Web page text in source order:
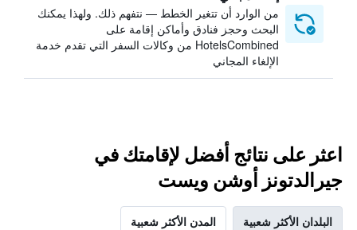
من الوارد أن تتغير الخطط — نتفهم ذلك. ولهذا يمكنك
البحث وحجز فنادق وأماكن إقامة على
HotelsCombined من وكالات السفر التي تقدم خدمة
الإلغاء المجاني
اعثر على نتائج أفضل لإقامتك في
جيرالدتونز أوشن ويست
البلدان الأكثر شعبية المدن الأكثر شعبية